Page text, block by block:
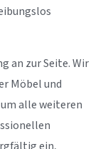
an zur Seite. Wir
Möbel und
alle weiteren